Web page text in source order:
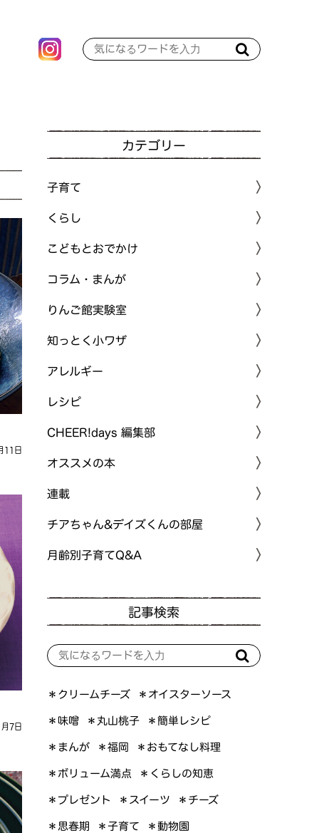
11日
7日
カテゴリー
子育て
くらし
こどもとおでかけ
コラム・まんが
りんご館実験室
知っとく小ワザ
アレルギー
レシピ
CHEER!days 編集部
オススメの本
連載
チアちゃん&デイズくんの部屋
月齢別子育てQ&A
記事検索
＊クリームチーズ ＊オイスターソース
＊味噌 ＊丸山桃子 ＊簡単レシピ
＊まんが ＊福岡 ＊おもてなし料理
＊ボリューム満点 ＊くらしの知恵
＊プレゼント ＊スイーツ ＊チーズ
＊思春期 ＊子育て ＊動物園